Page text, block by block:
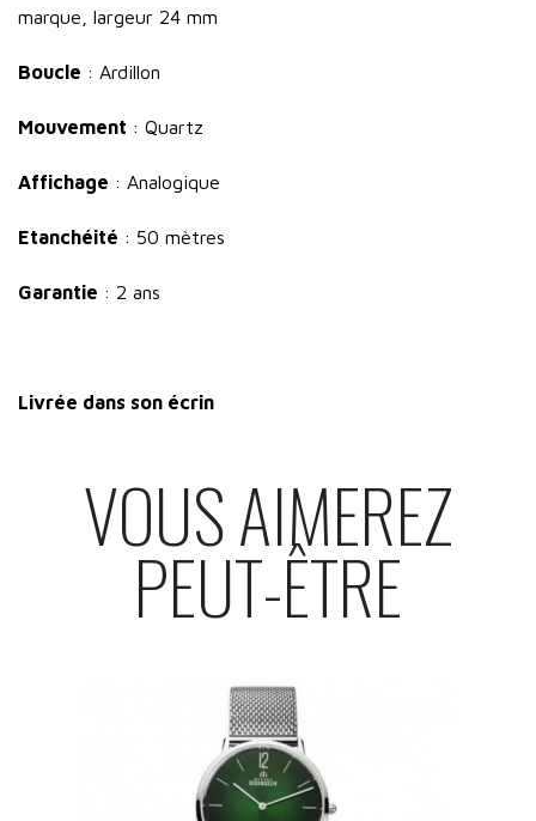
marque, largeur 24 mm
Boucle : Ardillon
Mouvement : Quartz
Affichage : Analogique
Etanchéité : 50 mètres
Garantie : 2 ans
Livrée dans son écrin
VOUS AIMEREZ
PEUT-ÊTRE